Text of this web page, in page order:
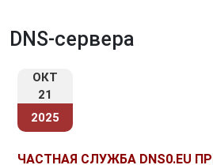
DNS-сервера
ОКТ
21
2025
ЧАСТНАЯ СЛУЖБА DNS0.EU